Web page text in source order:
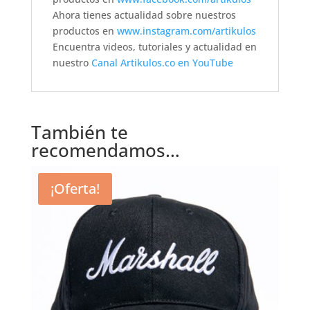
Ahora tienes actualidad sobre nuestros
productos en www.instagram.com/artikulos
Encuentra videos, tutoriales y actualidad en
nuestro Canal Artikulos.co en YouTube
También te
recomendamos…
¡Oferta!